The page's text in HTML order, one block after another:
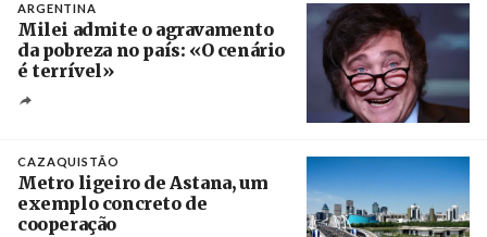
ARGENTINA
Milei admite o agravamento
da pobreza no país: «O cenário
é terrível»
CAZAQUISTÃO
Metro ligeiro de Astana, um
exemplo concreto de
cooperação